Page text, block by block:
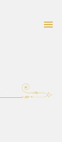
menu